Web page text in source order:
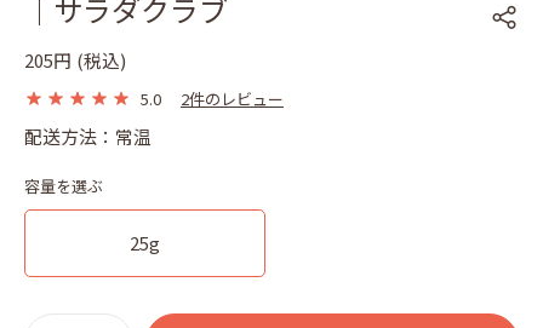
｜サラダクラブ
205円 (税込)
5.0 2件のレビュー
配送方法：常温
容量を選ぶ
25g